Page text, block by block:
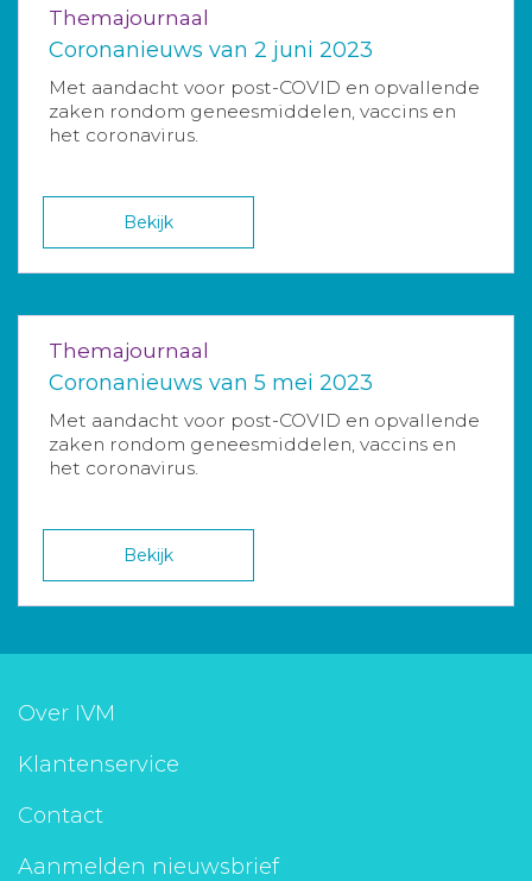
Themajournaal
Coronanieuws van 2 juni 2023
Met aandacht voor post-COVID en opvallende
zaken rondom geneesmiddelen, vaccins en
het coronavirus.
Bekijk
Themajournaal
Coronanieuws van 5 mei 2023
Met aandacht voor post-COVID en opvallende
zaken rondom geneesmiddelen, vaccins en
het coronavirus.
Bekijk
Over IVM
Klantenservice
Contact
Aanmelden nieuwsbrief